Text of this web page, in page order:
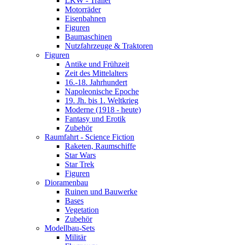
Motorräder
Eisenbahnen
Figuren
Baumaschinen
Nutzfahrzeuge & Traktoren
Figuren
Antike und Frühzeit
Zeit des Mittelalters
16.-18. Jahrhundert
Napoleonische Epoche
19. Jh. bis 1. Weltkrieg
Moderne (1918 - heute)
Fantasy und Erotik
Zubehör
Raumfahrt - Science Fiction
Raketen, Raumschiffe
Star Wars
Star Trek
Figuren
Dioramenbau
Ruinen und Bauwerke
Bases
Vegetation
Zubehör
Modellbau-Sets
Militär